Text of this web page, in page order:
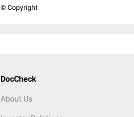
© Copyright
DocCheck
About Us